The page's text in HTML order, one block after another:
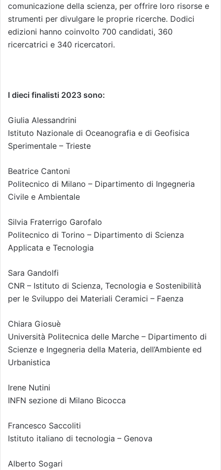
comunicazione della scienza, per offrire loro risorse e
strumenti per divulgare le proprie ricerche. Dodici
edizioni hanno coinvolto 700 candidati, 360
ricercatrici e 340 ricercatori.
I dieci finalisti 2023 sono:
Giulia Alessandrini
Istituto Nazionale di Oceanografia e di Geofisica
Sperimentale – Trieste
Beatrice Cantoni
Politecnico di Milano – Dipartimento di Ingegneria
Civile e Ambientale
Silvia Fraterrigo Garofalo
Politecnico di Torino – Dipartimento di Scienza
Applicata e Tecnologia
Sara Gandolfi
CNR – Istituto di Scienza, Tecnologia e Sostenibilità
per le Sviluppo dei Materiali Ceramici – Faenza
Chiara Giosuè
Università Politecnica delle Marche – Dipartimento di
Scienze e Ingegneria della Materia, dell’Ambiente ed
Urbanistica
Irene Nutini
INFN sezione di Milano Bicocca
Francesco Saccoliti
Istituto italiano di tecnologia – Genova
Alberto Sogari